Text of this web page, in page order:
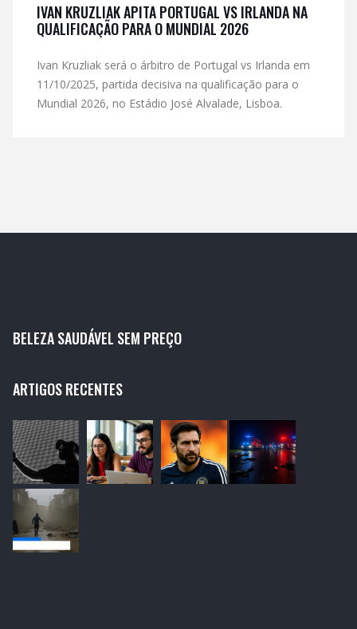
IVAN KRUZLIAK APITA PORTUGAL VS IRLANDA NA
QUALIFICAÇÃO PARA O MUNDIAL 2026
Ivan Kruzliak será o árbitro de Portugal vs Irlanda em
11/10/2025, partida decisiva na qualificação para o
Mundial 2026, no Estádio José Alvalade, Lisboa.
BELEZA SAUDÁVEL SEM PREÇO
ARTIGOS RECENTES